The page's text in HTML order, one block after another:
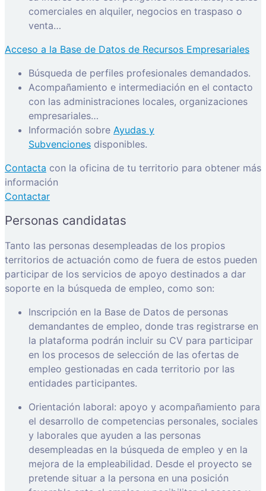
comerciales en alquiler, negocios en traspaso o
venta…
Acceso a la Base de Datos de Recursos Empresariales
Búsqueda de perfiles profesionales demandados.
Acompañamiento e intermediación en el contacto
con las administraciones locales, organizaciones
empresariales…
Información sobre Ayudas y
Subvenciones disponibles.
Contacta con la oficina de tu territorio para obtener más
información
Contactar
Personas candidatas
Tanto las personas desempleadas de los propios
territorios de actuación como de fuera de estos pueden
participar de los servicios de apoyo destinados a dar
soporte en la búsqueda de empleo, como son:
Inscripción en la Base de Datos de personas
demandantes de empleo, donde tras registrarse en
la plataforma podrán incluir su CV para participar
en los procesos de selección de las ofertas de
empleo gestionadas en cada territorio por las
entidades participantes.
Orientación laboral: apoyo y acompañamiento para
el desarrollo de competencias personales, sociales
y laborales que ayuden a las personas
desempleadas en la búsqueda de empleo y en la
mejora de la empleabilidad. Desde el proyecto se
pretende situar a la persona en una posición